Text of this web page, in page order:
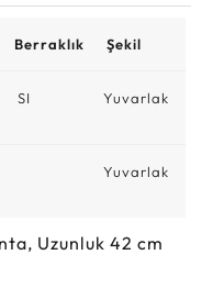
Berraklık Şekil
SI Yuvarlak
Yuvarlak
Uzunluk 42 cm